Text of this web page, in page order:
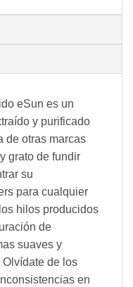
eSun es un
y purificado
de otras marcas
grato de fundir
su
para cualquier
hilos producidos
de
suaves y
Olvídate de los
en